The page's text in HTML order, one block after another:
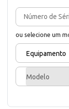
ou selecione um
Equipamento
Modelo